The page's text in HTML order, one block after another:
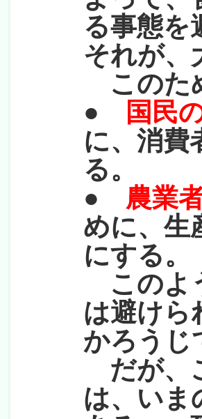
る事態を
それが、
このた
●
国民
に、消費
る。
● 農業
めに、生
にする。
このよ
は避けら
かろうじ
だが、
は、いま